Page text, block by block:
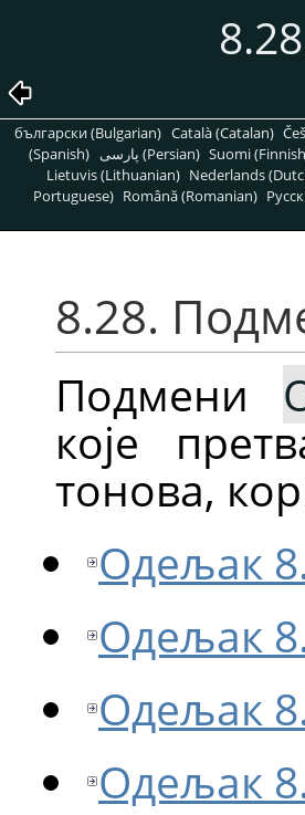
български (Bulgarian) Català (Catalan)
(Spanish)
پارسی (Persian) Suomi
Lietuvis (Lithuanian) Nederlands
Portuguese) Română (Romanian)
8.28.
Подмени
које
тонова,
Одељак
Одељак
Одељак
Одељак